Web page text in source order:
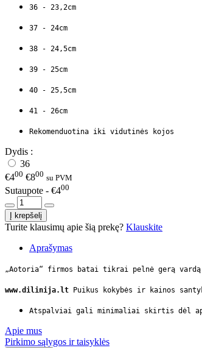
36 - 23,2cm
37 - 24cm
38 - 24,5cm
39 - 25cm
40 - 25,5cm
41 - 26cm
Rekomenduotina iki vidutinės kojos
Dydis :
36
€400 €800 su PVM
Sutaupote - €400
Turite klausimų apie šią prekę? Klauskite
Aprašymas
„Aotoria“ firmos batai tikrai pelnė gerą
www.dilinija.lt Puikus kokybės ir kainos
Atspalviai gali minimaliai skirtis dėl
Apie mus
Pirkimo sąlygos ir taisyklės